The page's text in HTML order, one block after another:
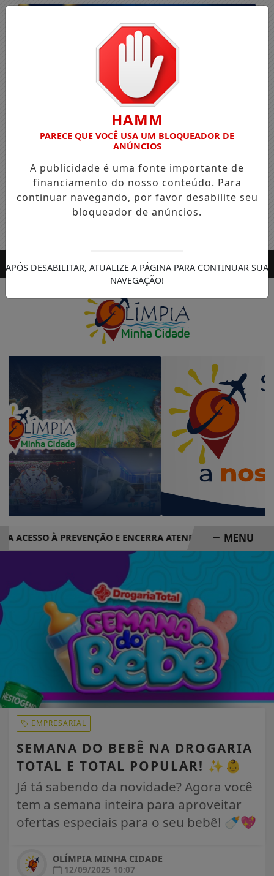
Entrar
À PREVENÇÃO E ENCERRA ATENDIMENTOS COM MAIS
MENU
EMPRESARIAL
SEMANA DO BEBÊ NA DROGARIA
TOTAL E TOTAL POPULAR! ✨👶
Já tá sabendo da novidade? Agora você
tem a semana inteira para aproveitar
ofertas especiais para o seu bebê! 🍼💖
OLÍMPIA MINHA CIDADE
12/09/2025 10:07
HAMM
PARECE QUE VOCÊ USA UM BLOQUEADOR DE
ANÚNCIOS
A publicidade é uma fonte importante de
financiamento do nosso conteúdo. Para
continuar navegando, por favor desabilite seu
bloqueador de anúncios.
APÓS DESABILITAR, ATUALIZE A PÁGINA PARA CONTINUAR SUA
NAVEGAÇÃO!